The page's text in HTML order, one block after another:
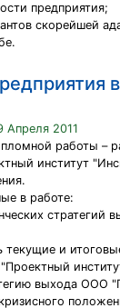
предприятия;
скорейшей
Апреля 2011
работы –
институт
в работе:
стратегий
текущие и
выхода ООО